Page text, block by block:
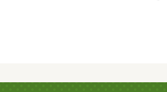
スに☆